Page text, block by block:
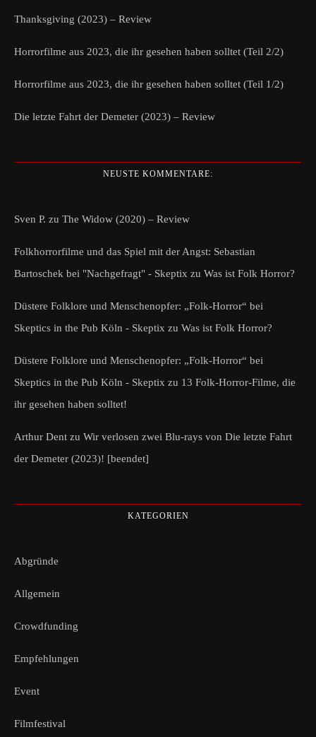
Thanksgiving (2023) – Review
Horrorfilme aus 2023, die ihr gesehen haben solltet (Teil 2/2)
Horrorfilme aus 2023, die ihr gesehen haben solltet (Teil 1/2)
Die letzte Fahrt der Demeter (2023) – Review
NEUSTE KOMMENTARE:
Sven P. zu The Widow (2020) – Review
Folkhorrorfilme und das Spiel mit der Angst: Sebastian
Bartoschek bei "Nachgefragt" - Skeptix zu Was ist Folk Horror?
Düstere Folklore und Menschenopfer: „Folk-Horror“ bei
Skeptics in the Pub Köln - Skeptix zu Was ist Folk Horror?
Düstere Folklore und Menschenopfer: „Folk-Horror“ bei
Skeptics in the Pub Köln - Skeptix zu 13 Folk-Horror-Filme, die
ihr gesehen haben solltet!
Arthur Dent zu Wir verlosen zwei Blu-rays von Die letzte Fahrt
der Demeter (2023)! [beendet]
KATEGORIEN
Abgründe
Allgemein
Crowdfunding
Empfehlungen
Event
Filmfestival